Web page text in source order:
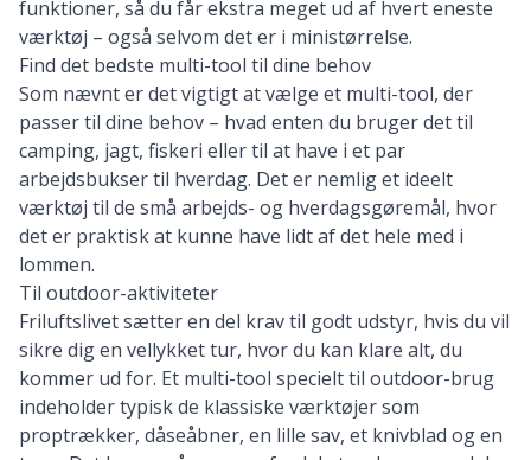
funktioner, så du får ekstra meget ud af hvert eneste
værktøj – også selvom det er i ministørrelse.
Find det bedste multi-tool til dine behov
Som nævnt er det vigtigt at vælge et multi-tool, der
passer til dine behov – hvad enten du bruger det til
camping, jagt, fiskeri eller til at have i et par
arbejdsbukser til hverdag. Det er nemlig et ideelt
værktøj til de små arbejds- og hverdagsgøremål, hvor
det er praktisk at kunne have lidt af det hele med i
lommen.
Til outdoor-aktiviteter
Friluftslivet sætter en del krav til godt udstyr, hvis du vil
sikre dig en vellykket tur, hvor du kan klare alt, du
kommer ud for. Et multi-tool specielt til outdoor-brug
indeholder typisk de klassiske værktøjer som
proptrækker, dåseåbner, en lille sav, et knivblad og en